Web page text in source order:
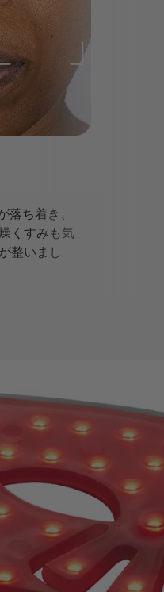
ち着き、
くすみも気
整いまし